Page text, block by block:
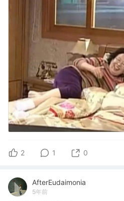
2 1 0
AfterEudaimonia
5年前